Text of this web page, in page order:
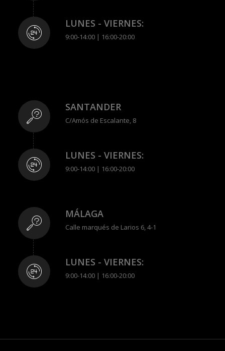
LUNES - VIERNES:
9:00-14:00 | 16:00-20:00
SANTANDER
C/Amós de Escalante, 8
LUNES - VIERNES:
9:00-14:00 | 16:00-20:00
MÁLAGA
Calle marqués de Larios 6, 4-1
LUNES - VIERNES:
9:00-14:00 | 16:00-20:00